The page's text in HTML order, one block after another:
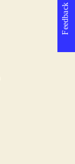
Feedback